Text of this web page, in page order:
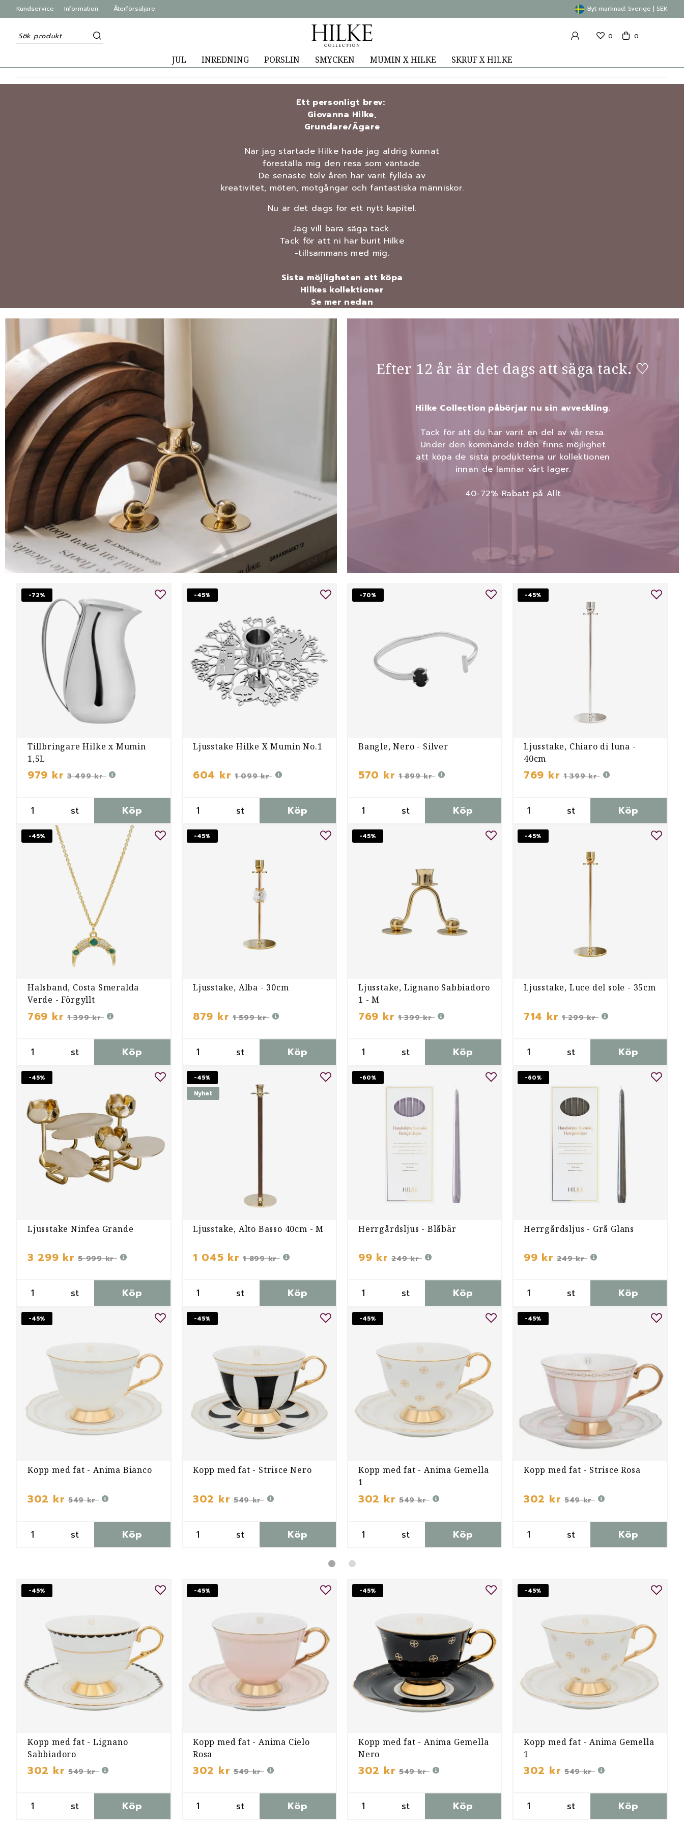
Byt marknad: Sverige | SEK
Kundservice Information Återförsäljare
0
0
JUL INREDNING PORSLIN SMYCKEN MUMIN X HILKE SKRUF X HILKE
Ett personligt brev:
Giovanna Hilke,
Grundare/Ägare
När jag startade Hilke hade jag aldrig kunnat
föreställa mig den resa som väntade.
De senaste tolv åren har varit fyllda av
kreativitet, möten, motgångar och fantastiska människor.
Nu är det dags för ett nytt kapitel.
Jag vill bara säga tack.
Tack för att ni har burit Hilke
-tillsammans med mig.
Sista möjligheten att köpa
Hilkes kollektioner
Se mer nedan
Efter 12 år är det dags att säga tack. 🤍
Hilke Collection påbörjar nu sin avveckling.
Tack för att du har varit en del av vår resa.
Under den kommande tiden finns möjlighet
att köpa de sista produkterna ur kollektionen
innan de lämnar vårt lager.
40-72% Rabatt på Allt
-72%
Tillbringare Hilke x Mumin
1,5L
979 kr 3 499 kr
st Köp
-45%
Ljusstake Hilke X Mumin No.1
604 kr 1 099 kr
st Köp
-70%
Bangle, Nero - Silver
570 kr 1 899 kr
st Köp
-45%
Ljusstake, Chiaro di luna -
40cm
769 kr 1 399 kr
st Köp
-45%
Halsband, Costa Smeralda
Verde - Förgyllt
769 kr 1 399 kr
st Köp
-45%
Ljusstake, Alba - 30cm
879 kr 1 599 kr
st Köp
-45%
Ljusstake, Lignano Sabbiadoro
1 - M
769 kr 1 399 kr
st Köp
-45%
Ljusstake, Luce del sole - 35cm
714 kr 1 299 kr
st Köp
-45%
Ljusstake Ninfea Grande
3 299 kr 5 999 kr
st Köp
-45%
Nyhet
Ljusstake, Alto Basso 40cm - M
1 045 kr 1 899 kr
st Köp
-60%
Herrgårdsljus - Blåbär
99 kr 249 kr
st Köp
-60%
Herrgårdsljus - Grå Glans
99 kr 249 kr
st Köp
-45%
Kopp med fat - Anima Bianco
302 kr 549 kr
st Köp
-45%
Kopp med fat - Strisce Nero
302 kr 549 kr
st Köp
-45%
Kopp med fat - Anima Gemella
1
302 kr 549 kr
st Köp
-45%
Kopp med fat - Strisce Rosa
302 kr 549 kr
st Köp
-45%
Kopp med fat - Lignano
Sabbiadoro
302 kr 549 kr
st Köp
-45%
Kopp med fat - Anima Cielo
Rosa
302 kr 549 kr
st Köp
-45%
Kopp med fat - Anima Gemella
Nero
302 kr 549 kr
st Köp
-45%
Kopp med fat - Anima Gemella
1
302 kr 549 kr
st Köp